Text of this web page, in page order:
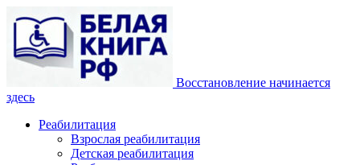
Восстановление начинается
здесь
Реабилитация
Взрослая реабилитация
Детская реабилитация